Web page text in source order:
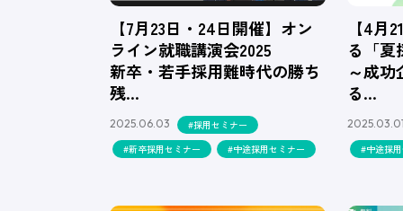
【7月23日・24日開催】オン
ライン就職講演会2025
新卒・若手採用難時代の勝ち
残…
2025.06.03
#採用セミナー
#新卒採用セミナー
#中途採用セミナー
【4月
る「夏
～成功
る…
2025.03.01
#中途採